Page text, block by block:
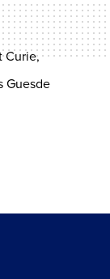
Curie,
Guesde